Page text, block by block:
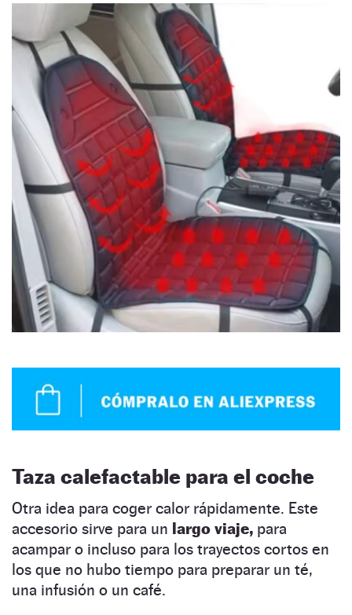
Taza calefactable para el coche
Otra idea para coger calor rápidamente. Este
accesorio sirve para un largo viaje, para
acampar o incluso para los trayectos cortos en
los que no hubo tiempo para preparar un té,
una infusión o un café.